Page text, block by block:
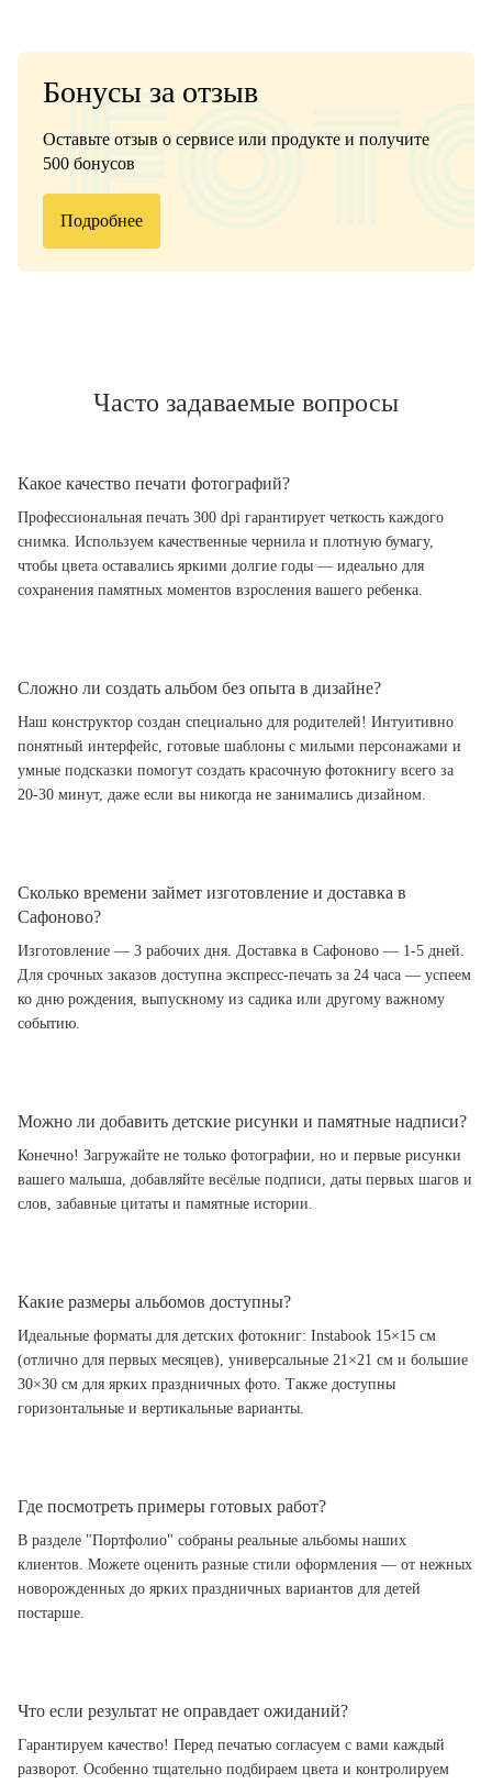
Бонусы за отзыв
Оставьте отзыв о сервисе или продукте и получите
500 бонусов
Подробнее
Часто задаваемые вопросы
Какое качество печати фотографий?
Профессиональная печать 300 dpi гарантирует четкость каждого
снимка. Используем качественные чернила и плотную бумагу,
чтобы цвета оставались яркими долгие годы — идеально для
сохранения памятных моментов взросления вашего ребенка.
Сложно ли создать альбом без опыта в дизайне?
Наш конструктор создан специально для родителей! Интуитивно
понятный интерфейс, готовые шаблоны с милыми персонажами и
умные подсказки помогут создать красочную фотокнигу всего за
20-30 минут, даже если вы никогда не занимались дизайном.
Сколько времени займет изготовление и доставка в
Сафоново?
Изготовление — 3 рабочих дня. Доставка в Сафоново — 1-5 дней.
Для срочных заказов доступна экспресс-печать за 24 часа — успеем
ко дню рождения, выпускному из садика или другому важному
событию.
Можно ли добавить детские рисунки и памятные надписи?
Конечно! Загружайте не только фотографии, но и первые рисунки
вашего малыша, добавляйте весёлые подписи, даты первых шагов и
слов, забавные цитаты и памятные истории.
Какие размеры альбомов доступны?
Идеальные форматы для детских фотокниг: Instabook 15×15 см
(отлично для первых месяцев), универсальные 21×21 см и большие
30×30 см для ярких праздничных фото. Также доступны
горизонтальные и вертикальные варианты.
Где посмотреть примеры готовых работ?
В разделе "Портфолио" собраны реальные альбомы наших
клиентов. Можете оценить разные стили оформления — от нежных
новорожденных до ярких праздничных вариантов для детей
постарше.
Что если результат не оправдает ожиданий?
Гарантируем качество! Перед печатью согласуем с вами каждый
разворот. Особенно тщательно подбираем цвета и контролируем